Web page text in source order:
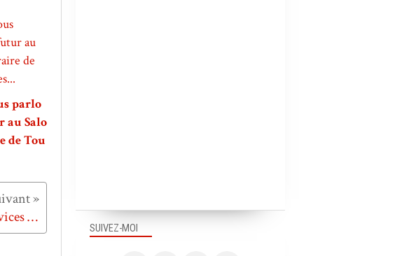
parlo
au Salo
de Tou
Quand Microsoft Online Services n'existait pas...
SUIVEZ-MOI